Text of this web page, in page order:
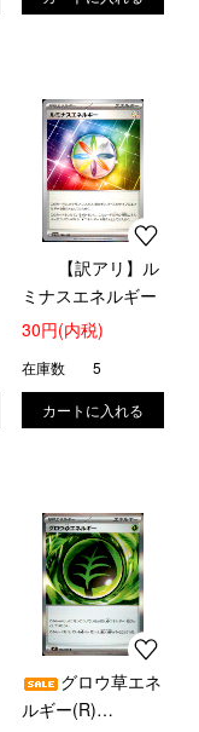
【訳アリ】ル
ミナスエネルギー
30円(内税)
在庫数 5
グロウ草エネ
ルギー(R)